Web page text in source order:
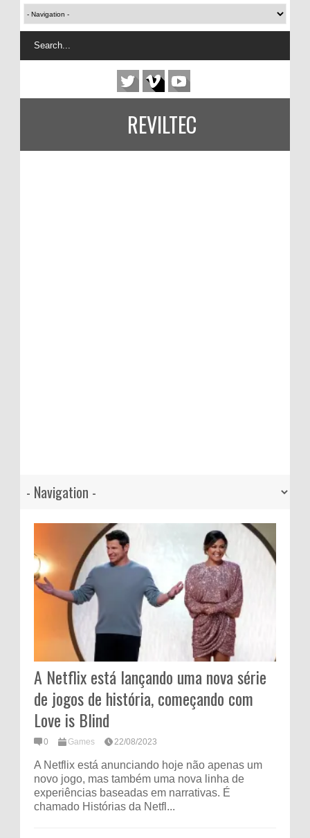
REVILTEC
A Netflix está lançando uma nova série
de jogos de história, começando com
Love is Blind
0 Games 22/08/2023
A Netflix está anunciando hoje não apenas um
novo jogo, mas também uma nova linha de
experiências baseadas em narrativas. É
chamado Histórias da Netfl...